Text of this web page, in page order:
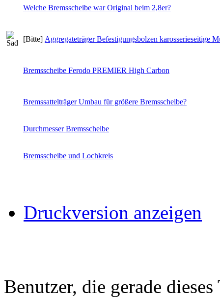
Welche Bremsscheibe war Original beim 2,8er?
[Bitte] Aggregateträger Befestigungsbolzen karosserieseitige
Bremsscheibe Ferodo PREMIER High Carbon
Bremssattelträger Umbau für größere Bremsscheibe?
Durchmesser Bremsscheibe
Bremsscheibe und Lochkreis
Druckversion anzeigen
Benutzer, die gerade